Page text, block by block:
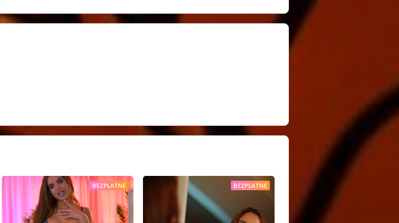
BEZPLATNE BEZPLATNE